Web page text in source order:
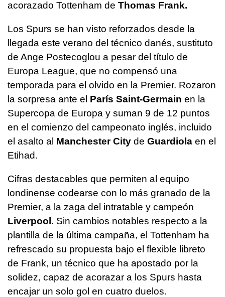
acorazado Tottenham de Thomas Frank.
Los Spurs se han visto reforzados desde la
llegada este verano del técnico danés, sustituto
de Ange Postecoglou a pesar del título de
Europa League, que no compensó una
temporada para el olvido en la Premier. Rozaron
la sorpresa ante el París Saint-Germain en la
Supercopa de Europa y suman 9 de 12 puntos
en el comienzo del campeonato inglés, incluido
el asalto al Manchester City de Guardiola en el
Etihad.
Cifras destacables que permiten al equipo
londinense codearse con lo más granado de la
Premier, a la zaga del intratable y campeón
Liverpool. Sin cambios notables respecto a la
plantilla de la última campaña, el Tottenham ha
refrescado su propuesta bajo el flexible libreto
de Frank, un técnico que ha apostado por la
solidez, capaz de acorazar a los Spurs hasta
encajar un solo gol en cuatro duelos.